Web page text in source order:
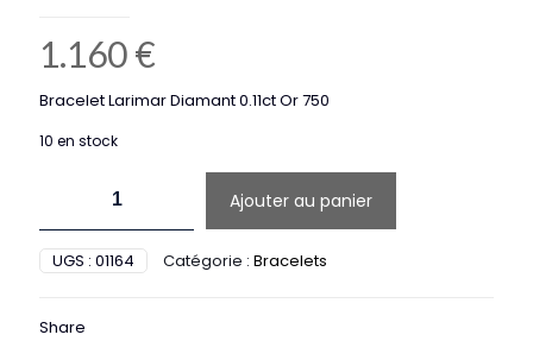
1.160€
Bracelet Larimar Diamant 0.11ct Or 750
10 en stock
Bracelet
Larimar
Diamant
Ajouter au panier
UGS : 01164 Catégorie : Bracelets
Share